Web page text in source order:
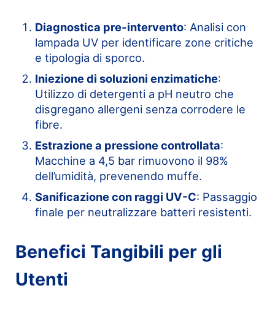
Diagnostica pre-intervento: Analisi con
lampada UV per identificare zone critiche
e tipologia di sporco.
Iniezione di soluzioni enzimatiche:
Utilizzo di detergenti a pH neutro che
disgregano allergeni senza corrodere le
fibre.
Estrazione a pressione controllata:
Macchine a 4,5 bar rimuovono il 98%
dell’umidità, prevenendo muffe.
Sanificazione con raggi UV-C: Passaggio
finale per neutralizzare batteri resistenti.
Benefici Tangibili per gli
Utenti